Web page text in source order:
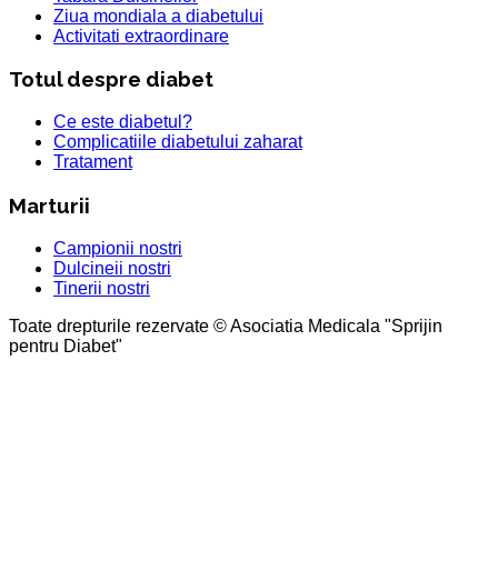
Ziua mondiala a diabetului
Activitati extraordinare
Totul despre diabet
Ce este diabetul?
Complicatiile diabetului zaharat
Tratament
Marturii
Campionii nostri
Dulcineii nostri
Tinerii nostri
Toate drepturile rezervate © Asociatia Medicala "Sprijin
pentru Diabet"